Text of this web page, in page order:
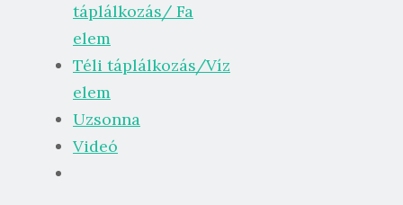
táplálkozás/ Fa
elem
Téli táplálkozás/Víz
elem
Uzsonna
Videó